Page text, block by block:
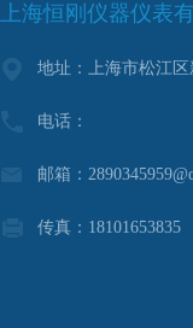
上海恒刚仪器仪表
地址：上海市松江
电话：
邮箱：
传真：18101653835